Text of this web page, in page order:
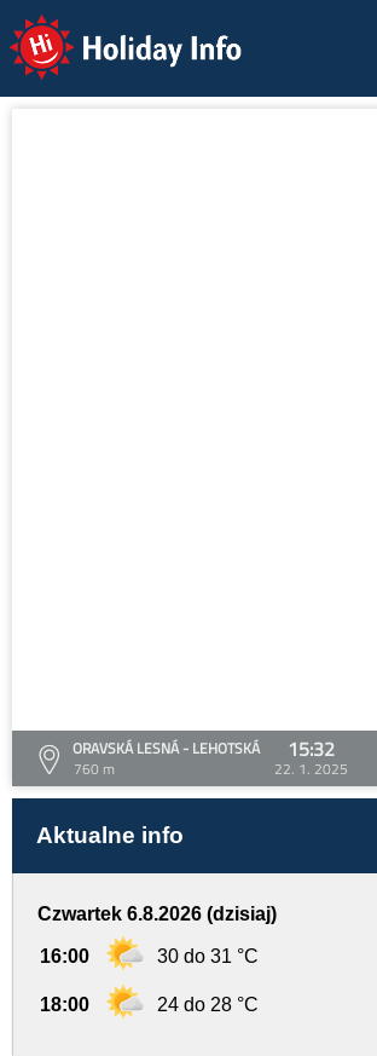
Holiday Info
ORAVSKÁ LESNÁ - LEHOTSKÁ
760 m
15:32
22. 1. 2025
Aktualne info
Czwartek 6.8.2026 (dzisiaj)
16:00 30 do 31 °C
18:00 24 do 28 °C